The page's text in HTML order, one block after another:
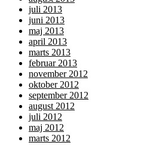
juli 2013
juni 2013
maj 2013
april 2013
marts 2013
februar 2013
november 2012
oktober 2012
september 2012
august 2012
juli 2012
maj 2012
marts 2012